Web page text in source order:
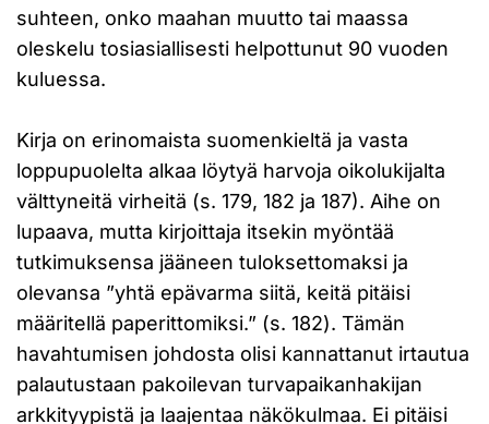
suhteen, onko maahan muutto tai maassa
oleskelu tosiasiallisesti helpottunut 90 vuoden
kuluessa.
Kirja on erinomaista suomenkieltä ja vasta
loppupuolelta alkaa löytyä harvoja oikolukijalta
välttyneitä virheitä (s. 179, 182 ja 187). Aihe on
lupaava, mutta kirjoittaja itsekin myöntää
tutkimuksensa jääneen tuloksettomaksi ja
olevansa ”yhtä epävarma siitä, keitä pitäisi
määritellä paperittomiksi.” (s. 182). Tämän
havahtumisen johdosta olisi kannattanut irtautua
palautustaan pakoilevan turvapaikanhakijan
arkkityypistä ja laajentaa näkökulmaa. Ei pitäisi